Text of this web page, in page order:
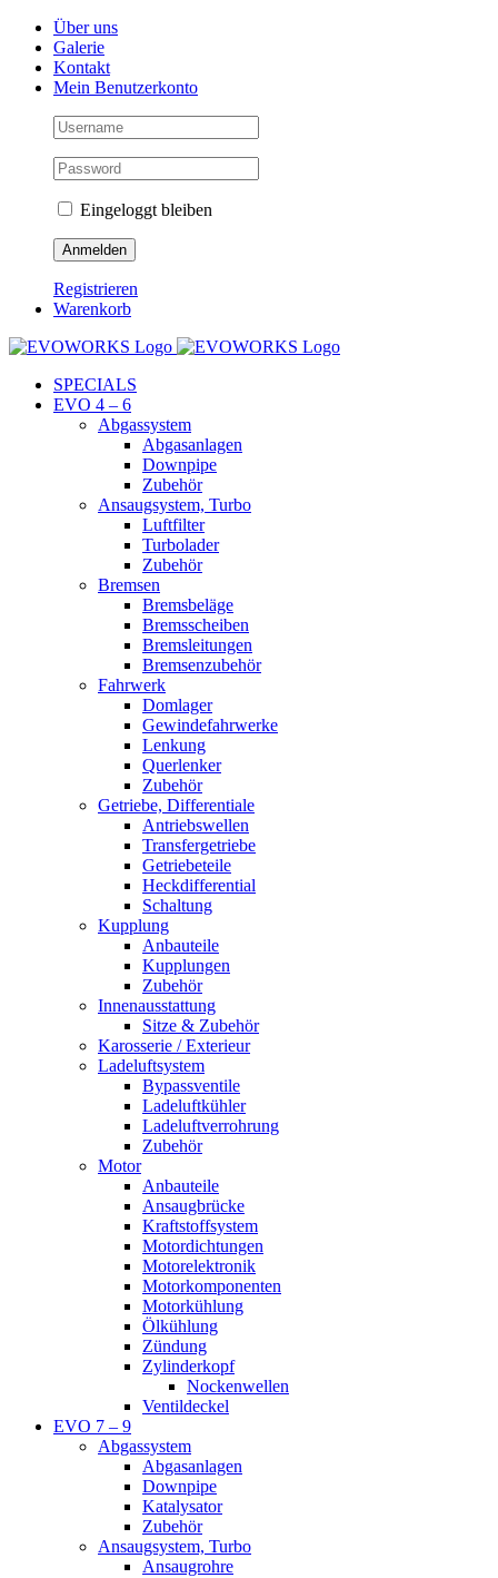
Skip
content
Facebook
Instagram
YouTubeÜber uns
Galerie
Kontakt
Mein Benutzerkonto
Eingeloggt bleiben
Registrieren
Warenkorb
SPECIALS
EVO 4 – 6
Abgassystem
Abgasanlagen
Downpipe
Zubehör
Ansaugsystem, Turbo
Luftfilter
Turbolader
Zubehör
Bremsen
Bremsbeläge
Bremsscheiben
Bremsleitungen
Bremsenzubehör
Fahrwerk
Domlager
Gewindefahrwerke
Lenkung
Querlenker
Zubehör
Getriebe, Differentiale
Antriebswellen
Transfergetriebe
Getriebeteile
Heckdifferential
Schaltung
Kupplung
Anbauteile
Kupplungen
Zubehör
Innenausstattung
Sitze & Zubehör
Karosserie / Exterieur
Ladeluftsystem
Bypassventile
Ladeluftkühler
Ladeluftverrohrung
Zubehör
Motor
Anbauteile
Ansaugbrücke
Kraftstoffsystem
Motordichtungen
Motorelektronik
Motorkomponenten
Motorkühlung
Ölkühlung
Zündung
Zylinderkopf
Nockenwellen
Ventildeckel
EVO 7 – 9
Abgassystem
Abgasanlagen
Downpipe
Katalysator
Zubehör
Ansaugsystem, Turbo
Ansaugrohre